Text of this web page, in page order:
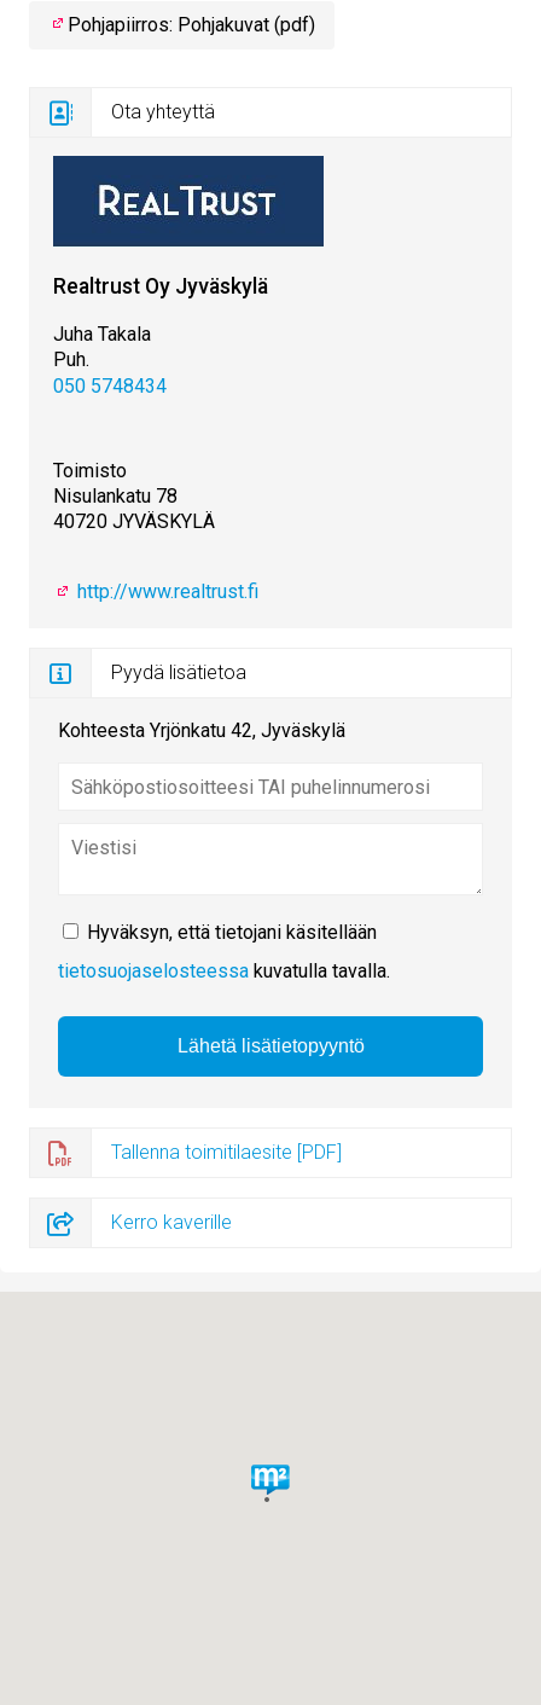
Pohjapiirros: Pohjakuvat (pdf)
Ota yhteyttä
Realtrust Oy Jyväskylä
Juha Takala
Puh.
050 5748434
Toimisto
Nisulankatu 78
40720 JYVÄSKYLÄ
http://www.realtrust.fi
Pyydä lisätietoa
Kohteesta Yrjönkatu 42, Jyväskylä
Hyväksyn, että tietojani käsitellään
tietosuojaselosteessa kuvatulla tavalla.
Tallenna toimitilaesite [PDF]
Kerro kaverille